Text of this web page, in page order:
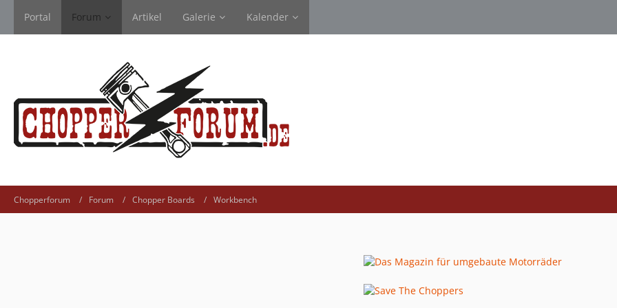
Portal Forum Artikel Galerie Kalender
Chopperforum Forum Chopper Boards Workbench